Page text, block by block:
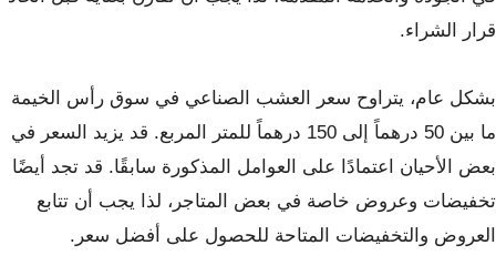
قرار الشراء.
بشكل عام، يتراوح سعر العشب الصناعي في سوق رأس الخيمة
ما بين 50 درهماً إلى 150 درهماً للمتر المربع. قد يزيد السعر في
بعض الأحيان اعتمادًا على العوامل المذكورة سابقًا. قد تجد أيضًا
تخفيضات وعروض خاصة في بعض المتاجر، لذا يجب أن تتابع
العروض والتخفيضات المتاحة للحصول على أفضل سعر.